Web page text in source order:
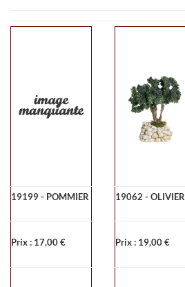
19199 - POMMIER
Prix : 17,00 €
19062 - OLIVIER
Prix : 19,00 €